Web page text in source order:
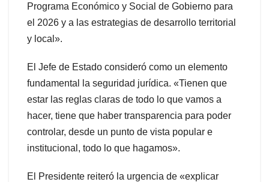
Programa Económico y Social de Gobierno para
el 2026 y a las estrategias de desarrollo territorial
y local».
El Jefe de Estado consideró como un elemento
fundamental la seguridad jurídica. «Tienen que
estar las reglas claras de todo lo que vamos a
hacer, tiene que haber transparencia para poder
controlar, desde un punto de vista popular e
institucional, todo lo que hagamos».
El Presidente reiteró la urgencia de «explicar